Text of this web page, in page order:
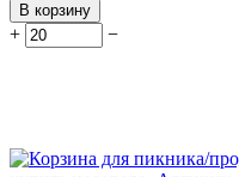
В корзину
+ −